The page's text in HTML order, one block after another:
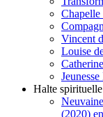
Chapelle
Vincent
Louise
Halte spirituelle
(2020)